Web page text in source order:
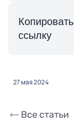
Копировать
ссылку
27 мая 2024
Все статьи